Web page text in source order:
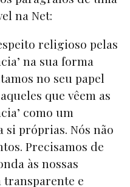
na Net:
religioso pelas
na sua forma
no seu papel
que vêem as
como um
próprias. Nós não
Precisamos de
às nossas
transparente e